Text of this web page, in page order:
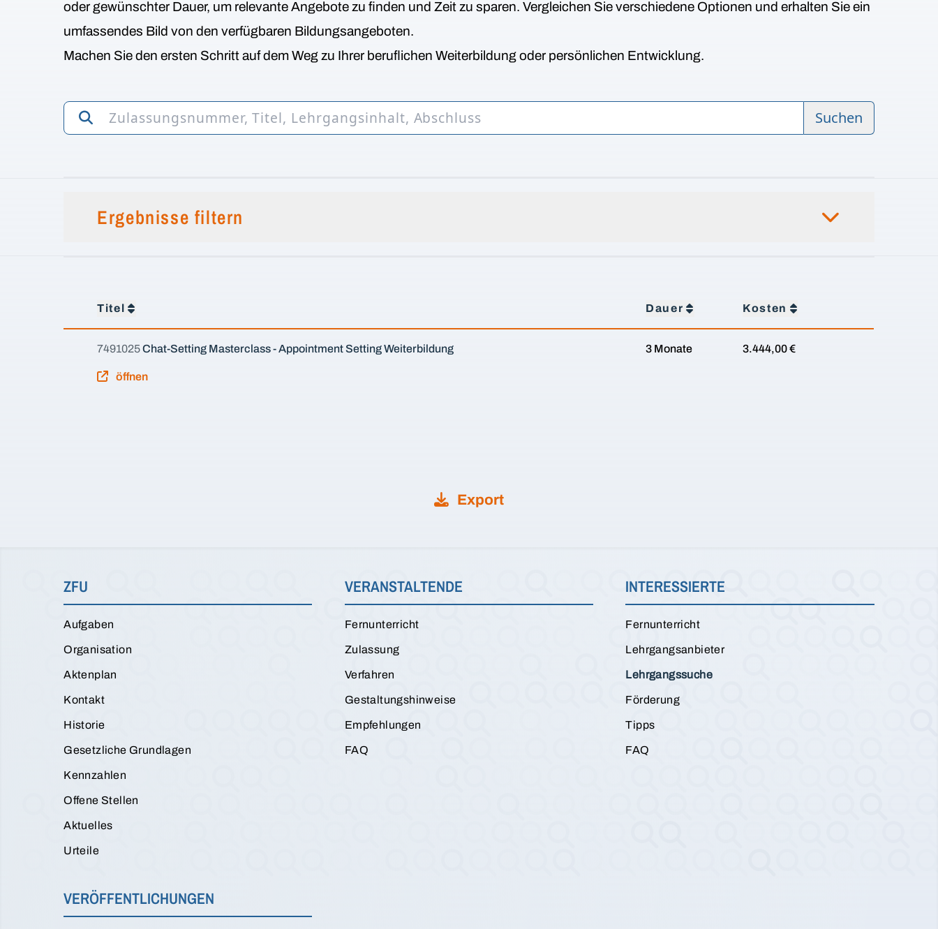
oder gewünschter Dauer, um relevante Angebote zu finden und Zeit zu sparen. Vergleichen Sie verschiedene Optionen und erhalten Sie ein
umfassendes Bild von den verfügbaren Bildungsangeboten.
Machen Sie den ersten Schritt auf dem Weg zu Ihrer beruflichen Weiterbildung oder persönlichen Entwicklung.
Suchen
Ergebnisse filtern
Titel Dauer Kosten
7491025Chat-Setting Masterclass - Appointment Setting Weiterbildung
öffnen
3 Monate 3.444,00 €
Export
ZFU
Aufgaben
Organisation
Aktenplan
Kontakt
Historie
Gesetzliche Grundlagen
Kennzahlen
Offene Stellen
Aktuelles
Urteile
VERANSTALTENDE
Fernunterricht
Zulassung
Verfahren
Gestaltungshinweise
Empfehlungen
FAQ
INTERESSIERTE
Fernunterricht
Lehrgangsanbieter
Lehrgangssuche
Förderung
Tipps
FAQ
VERÖFFENTLICHUNGEN